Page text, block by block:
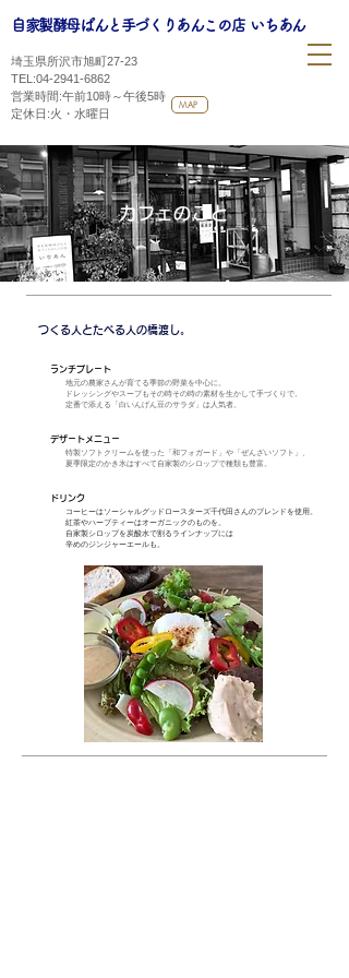
埼玉県所沢市旭町27-23
TEL:04-2941-6862
営業時間:午前10時～午後5時
​定休日:火・水曜日
自家製酵母ぱんと手づくりあんこの店 いちあん
MAP
カフェのこと
つくる人とたべる人の橋渡し。
ランチプレート
地元の農家さんが育てる季節の野菜を中心に。
ドレッシングやスープもその時その時の素材を生かして手づくりで。
定番で添える「白いんげん豆のサラダ」は人気者。
デザートメニュー
特製ソフトクリームを使った「和フォガード」や「ぜんざいソフト」、
夏季限定のかき氷はすべて自家製のシロップで種類も豊富。
ドリンク
コーヒーはソーシャルグッドロースターズ千代田さんのブレンドを使用。
紅茶やハーブティーはオーガニックのものを。
自家製シロップを炭酸水で割るラインナップには
辛めのジンジャーエールも。